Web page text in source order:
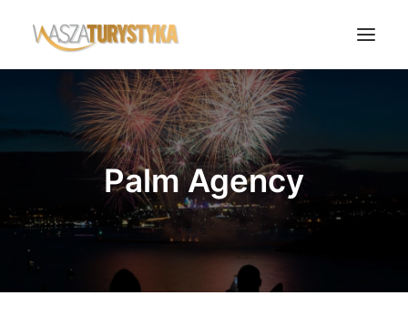
Księga wspomnień
Biura podróży
Noclegi
Polska
Świat
Palm Agency